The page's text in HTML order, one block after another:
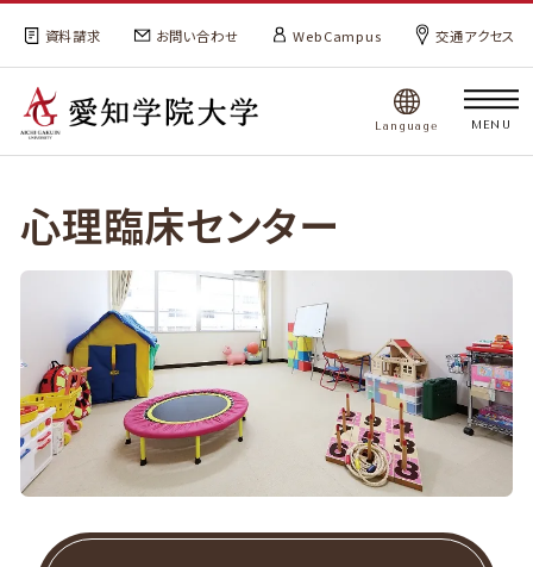
資料請求 お問い合わせ WebCampus 交通アクセス
Language MENU
心理臨床センター